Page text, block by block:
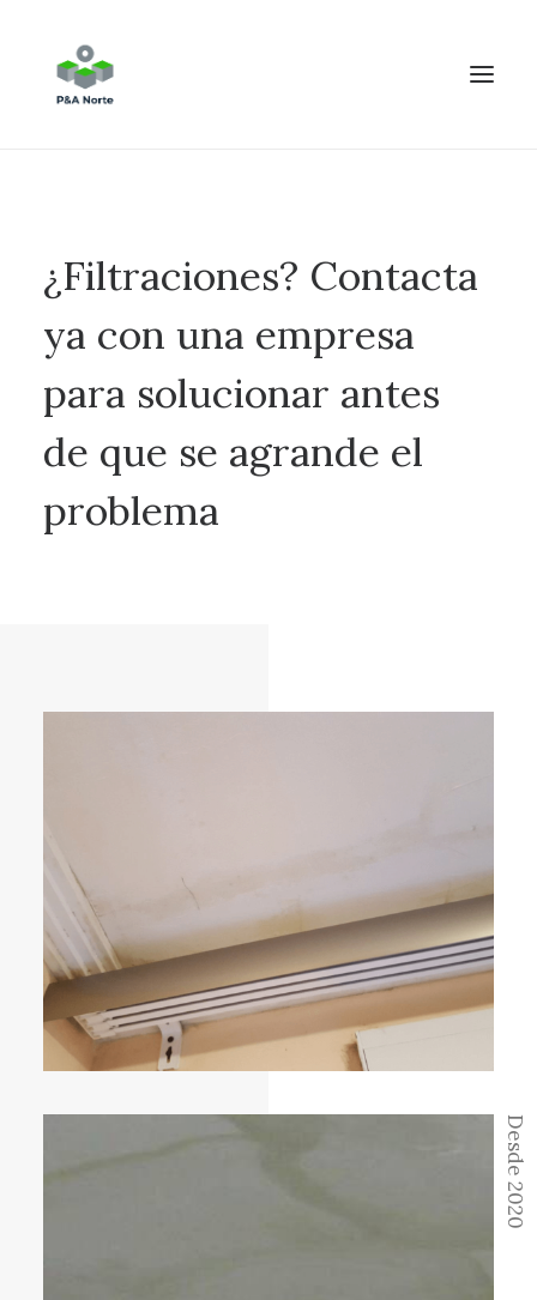
¿Filtraciones? Contacta
ya con una empresa
para solucionar antes
de que se agrande el
problema
Desde 2020